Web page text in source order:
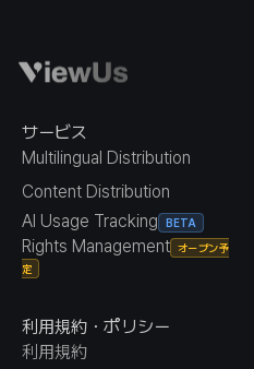
サービス
Multilingual Distribution
Content Distribution
AI Usage Tracking
BETA
Rights Management オープン予
定
利用規約・ポリシー
利用規約